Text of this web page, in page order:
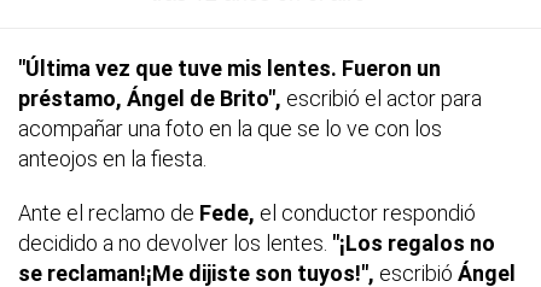
"Última vez que tuve mis lentes. Fueron un
préstamo, Ángel de Brito", escribió el actor para
acompañar una foto en la que se lo ve con los
anteojos en la fiesta.
Ante el reclamo de Fede, el conductor respondió
decidido a no devolver los lentes. "¡Los regalos no
se reclaman!¡Me dijiste son tuyos!", escribió Ángel